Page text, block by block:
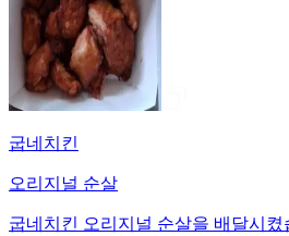
굽네치킨
오리지널 순살
굽네치킨 오리지널 순살을 배달시